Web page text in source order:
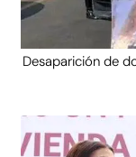
Desaparición de